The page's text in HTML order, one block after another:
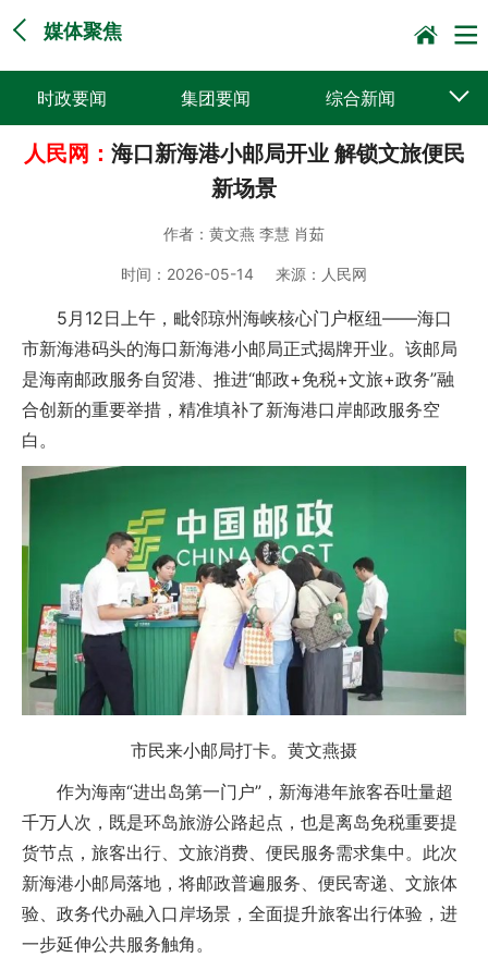
媒体聚焦
时政要闻 集团要闻 综合新闻
媒体聚焦 党建动态 普遍服务
人民网： 海口新海港小邮局开业 解锁文旅便民
新场景
作者： 黄文燕 李慧 肖茹
时间： 2026-05-14 来源： 人民网
5月12日上午，毗邻琼州海峡核心门户枢纽——海口
市新海港码头的海口新海港小邮局正式揭牌开业。该邮局
是海南邮政服务自贸港、推进“邮政+免税+文旅+政务”融
合创新的重要举措，精准填补了新海港口岸邮政服务空
白。
市民来小邮局打卡。黄文燕摄
作为海南“进出岛第一门户”，新海港年旅客吞吐量超
千万人次，既是环岛旅游公路起点，也是离岛免税重要提
货节点，旅客出行、文旅消费、便民服务需求集中。此次
新海港小邮局落地，将邮政普遍服务、便民寄递、文旅体
验、政务代办融入口岸场景，全面提升旅客出行体验，进
一步延伸公共服务触角。